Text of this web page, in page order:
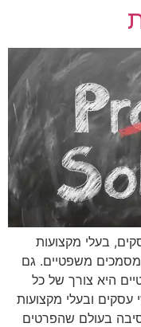
בעלי מקצועות
מסמכים משפטיים. גם
היא צורך של כל
ובעלי מקצועות
סיבה בעולם שהפרטים